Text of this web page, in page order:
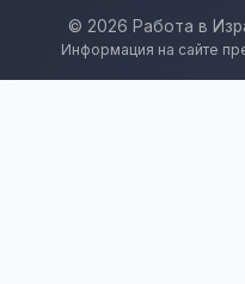
© 2026 Работа в
Информация на сайте